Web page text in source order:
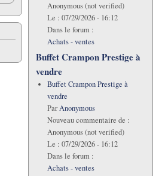
Anonymous (not verified)
Le : 07/29/2026 - 16:12
Dans le forum :
Achats - ventes
Buffet Crampon Prestige à
vendre
Buffet Crampon Prestige à
vendre
ParAnonymous
Nouveau commentaire de :
Anonymous (not verified)
Le : 07/29/2026 - 16:12
Dans le forum :
Achats - ventes